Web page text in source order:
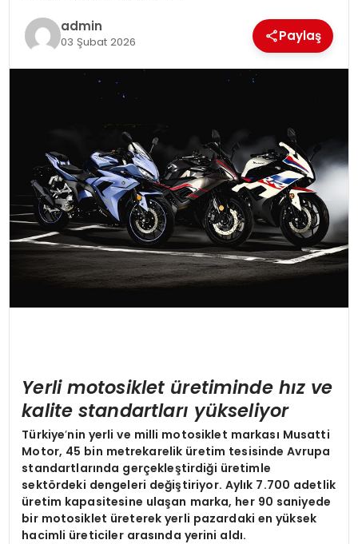
TEKNOLOJI
admin
03 Şubat 2026 Paylaş
Yerli motosiklet üretiminde hız ve
kalitestandartları yükseliyor
Türkiye’nin yerli ve milli motosiklet markası Musatti
Motor, 45 bin metrekarelik üretim tesisinde Avrupa
standartlarında gerçekleştirdiği üretimle
sektördeki dengeleri değiştiriyor. Aylık 7.700 adetlik
üretim kapasitesine ulaşan marka, her 90 saniyede
bir motosiklet üreterek yerli pazardaki en yüksek
hacimli üreticiler arasında yerini aldı.